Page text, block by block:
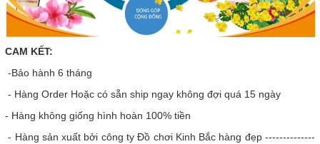
CAM KẾT:
-Bảo hành 6 tháng
- Hàng Order Hoặc có sẵn ship ngay không đợi quá 15 ngày
- Hàng không giống hình hoàn 100% tiền
- Hàng sản xuất bởi công ty Đồ chơi Kinh Bắc hàng đẹp --------------